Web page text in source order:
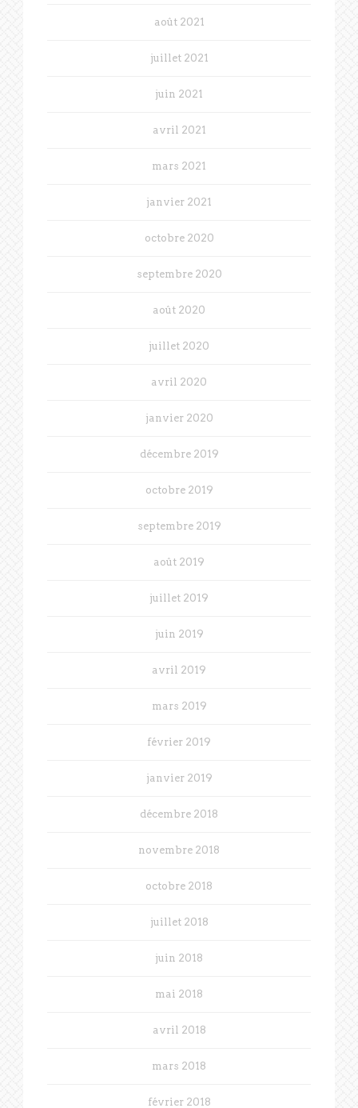
août 2021
juillet 2021
juin 2021
avril 2021
mars 2021
janvier 2021
octobre 2020
septembre 2020
août 2020
juillet 2020
avril 2020
janvier 2020
décembre 2019
octobre 2019
septembre 2019
août 2019
juillet 2019
juin 2019
avril 2019
mars 2019
février 2019
janvier 2019
décembre 2018
novembre 2018
octobre 2018
juillet 2018
juin 2018
mai 2018
avril 2018
mars 2018
février 2018